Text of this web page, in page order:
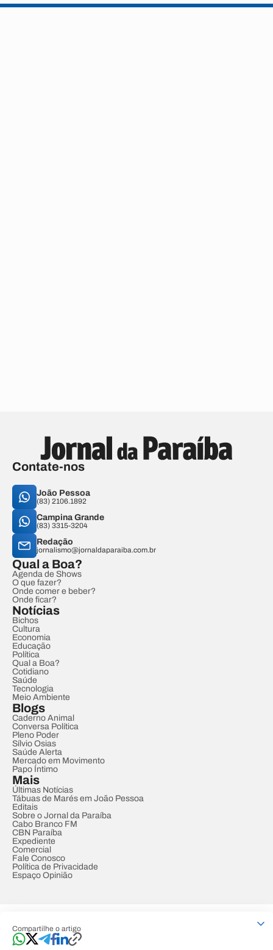
Compartilhe o artigo
Contate-nos
João Pessoa
(83) 2106.1892
Campina Grande
(83) 3315-3204
Redação
jornalismo@jornaldaparaiba.com.br
Qual a Boa?
Agenda de Shows
O que fazer?
Onde comer e beber?
Onde ficar?
Notícias
Bichos
Cultura
Economia
Educação
Política
Qual a Boa?
Cotidiano
Saúde
Tecnologia
Meio Ambiente
Blogs
Caderno Animal
Conversa Política
Pleno Poder
Sílvio Osias
Saúde Alerta
Mercado em Movimento
Papo Íntimo
Mais
Últimas Notícias
Tábuas de Marés em João Pessoa
Editais
Sobre o Jornal da Paraíba
Cabo Branco FM
CBN Paraíba
Expediente
Comercial
Fale Conosco
Política de Privacidade
Espaço Opinião
Developed by Designed by